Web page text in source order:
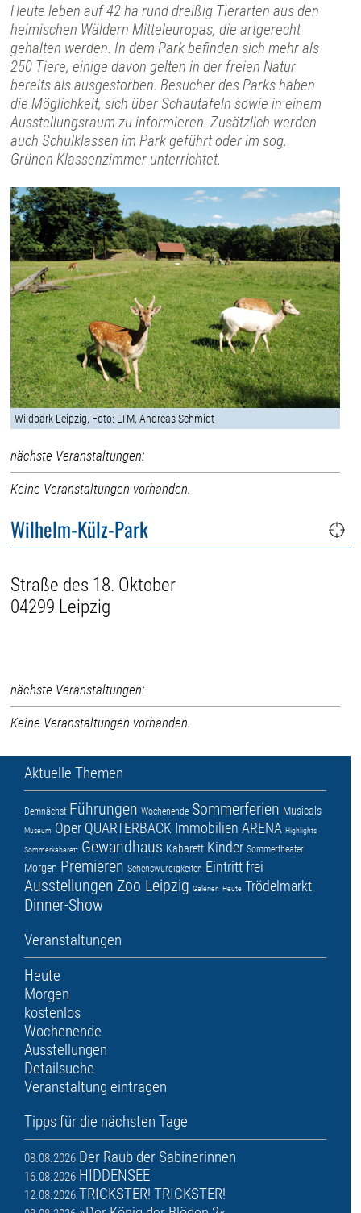
Heute leben auf 42 ha rund dreißig Tierarten aus den
heimischen Wäldern Mitteleuropas, die artgerecht
gehalten werden. In dem Park befinden sich mehr als
250 Tiere, einige davon gelten in der freien Natur
bereits als ausgestorben. Besucher des Parks haben
die Möglichkeit, sich über Schautafeln sowie in einem
Ausstellungsraum zu informieren. Zusätzlich werden
auch Schulklassen im Park geführt oder im sog.
Grünen Klassenzimmer unterrichtet.
Wildpark Leipzig, Foto: LTM, Andreas Schmidt
nächste Veranstaltungen:
Keine Veranstaltungen vorhanden.
Wilhelm-Külz-Park
Straße des 18. Oktober
04299 Leipzig
nächste Veranstaltungen:
Keine Veranstaltungen vorhanden.
Aktuelle Themen
Demnächst Führungen Wochenende Sommerferien Musicals
Museum Oper QUARTERBACK Immobilien ARENA Highlights
Sommerkabarett Gewandhaus Kabarett Kinder Sommertheater
Morgen Premieren Sehenswürdigkeiten Eintritt frei
Ausstellungen Zoo Leipzig Galerien Heute Trödelmarkt
Dinner-Show
Veranstaltungen
Heute
Morgen
kostenlos
Wochenende
Ausstellungen
Detailsuche
Veranstaltung eintragen
Tipps für die nächsten Tage
08.08.2026 Der Raub der Sabinerinnen
16.08.2026 HIDDENSEE
12.08.2026 TRICKSTER! TRICKSTER!